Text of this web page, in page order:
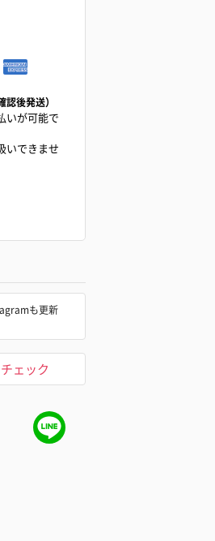
後発送）
いが可能で
いできませ
も更新
ェック